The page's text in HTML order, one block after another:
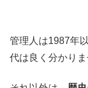
管理人は1987年
代は良く分かりま